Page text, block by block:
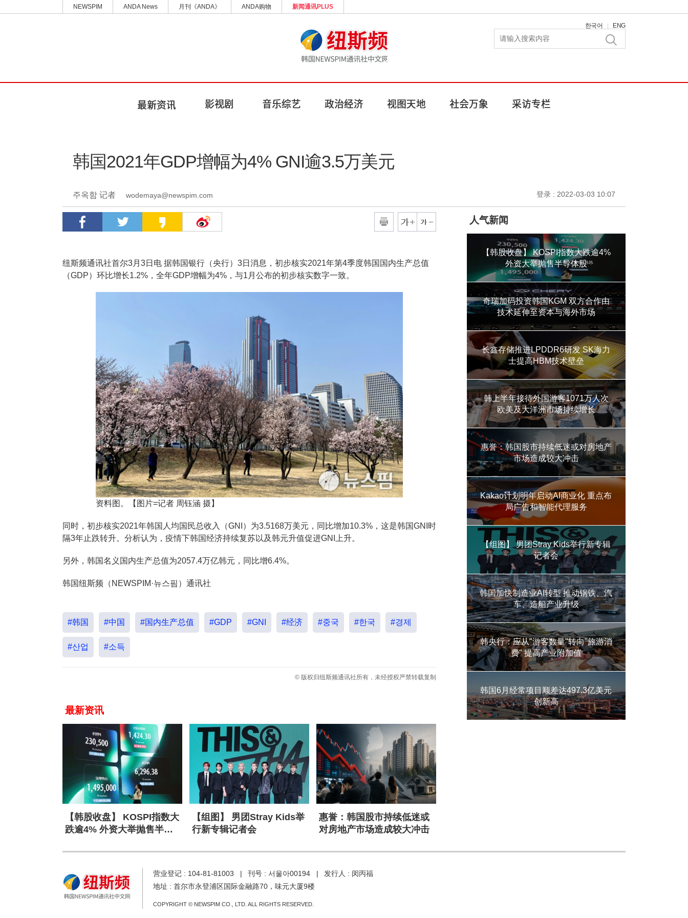
NEWSPIM ANDA News 月刊《ANDA》 ANDA购物 新闻通讯PLUS
한국어 | ENG
韩国2021年GDP增幅为4% GNI逾3.5万美元
주옥함 记者 wodemaya@newspim.com 登录 : 2022-03-03 10:07
纽斯频通讯社首尔3月3日电 据韩国银行（央行）3日消息，初步核实2021年第4季度韩国国内生产总值
（GDP）环比增长1.2%，全年GDP增幅为4%，与1月公布的初步核实数字一致。
资料图。【图片=记者 周钰涵 摄】
同时，初步核实2021年韩国人均国民总收入（GNI）为3.5168万美元，同比增加10.3%，这是韩国GNI时
隔3年止跌转升。分析认为，疫情下韩国经济持续复苏以及韩元升值促进GNI上升。
另外，韩国名义国内生产总值为2057.4万亿韩元，同比增6.4%。
韩国纽斯频（NEWSPIM·뉴스핌）通讯社
#韩国 #中国 #国内生产总值 #GDP #GNI #经济 #중국 #한국 #경제
#산업 #소득
© 版权归纽斯频通讯社所有，未经授权严禁转载复制
最新资讯
【韩股收盘】 KOSPI指数大
跌逾4% 外资大举抛售半导
【组图】 男团Stray Kids举
行新专辑记者会
惠誉：韩国股市持续低迷或
对房地产市场造成较大冲击
人气新闻
【韩股收盘】 KOSPI指数大跌逾4%
外资大举抛售半导体股
奇瑞加码投资韩国KGM 双方合作由
技术延伸至资本与海外市场
长鑫存储推进LPDDR6研发 SK海力
士提高HBM技术壁垒
韩上半年接待外国游客1071万人次
欧美及大洋洲市场持续增长
惠誉：韩国股市持续低迷或对房地产
市场造成较大冲击
Kakao计划明年启动AI商业化 重点布
局广告和智能代理服务
【组图】 男团Stray Kids举行新专辑
记者会
韩国加快制造业AI转型 推动钢铁、汽
车、造船产业升级
韩央行：应从"游客数量"转向"旅游消
费" 提高产业附加值
韩国6月经常项目顺差达497.3亿美元
创新高
营业登记 : 104-81-81003 | 刊号 : 서울아00194 |
发行人 : 闵丙福
地址 : 首尔市永登浦区国际金融路70，味元大厦9楼
COPYRIGHT © NEWSPIM CO., LTD. ALL RIGHTS RESERVED.